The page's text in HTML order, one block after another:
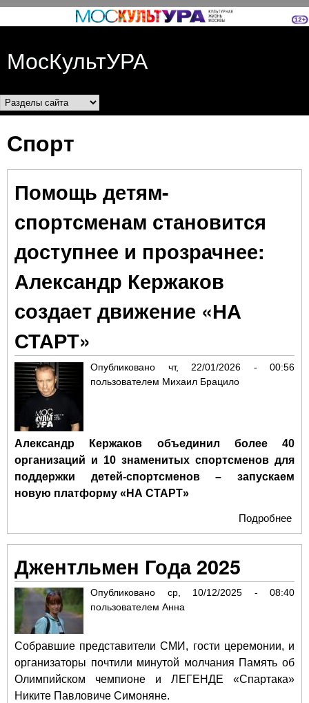
Перейти к основному
МосКультУРА
Разделы сайта
Спорт
Помощь детям-
спортсменам становится
доступнее и прозрачнее:
Александр Кержаков
создает движение «НА
СТАРТ»
Опубликовано чт, 22/01/2026 - 00:56
пользователем Михаил Брацило
Александр Кержаков объединил более 40
организаций и 10 знаменитых спортсменов для
поддержки детей-спортсменов – запускаем
новую платформу «НА СТАРТ»
Подробнее
Джентльмен Года 2025
Опубликовано ср, 10/12/2025 - 08:40
пользователем Анна
Собравшие представители СМИ, гости церемонии, и
организаторы почтили минутой молчания Память об
Олимпийском чемпионе и ЛЕГЕНДЕ «Спартака»
Никите Павловиче Симоняне.